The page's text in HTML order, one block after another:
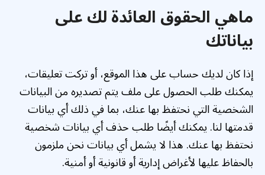
ماهي الحقوق العائدة لك على
بياناتك
إذا كان لديك حساب على هذا الموقع، أو تركت تعليقات،
يمكنك طلب الحصول على ملف يتم تصديره من البيانات
الشخصية التي نحتفظ بها عنك، بما في ذلك أي بيانات
قدمتها لنا. يمكنك أيضًا طلب حذف أي بيانات شخصية
نحتفظ بها عنك. هذا لا يشمل أي بيانات نحن ملزمون
بالحفاظ عليها لأغراض إدارية أو قانونية أو أمنية.